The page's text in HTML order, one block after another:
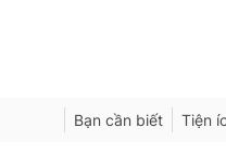
Bạn cần biết Tiện